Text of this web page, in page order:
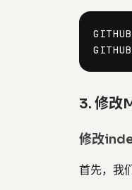
3. 修改
修改
首先，我